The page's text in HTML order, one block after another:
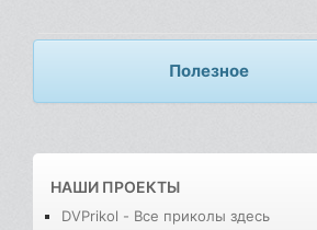
Полезное
НАШИ ПРОЕКТЫ
DVPrikol - Все приколы здесь